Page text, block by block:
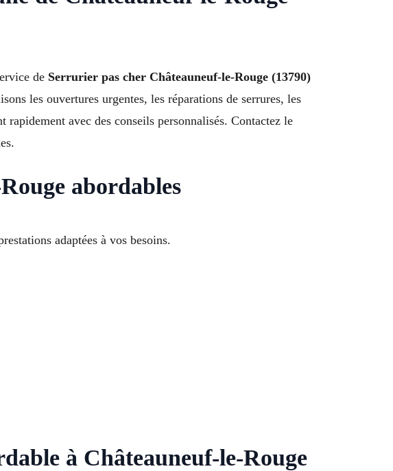
de Serrurier pas cher Châteauneuf-le-Rouge (13790)
les ouvertures urgentes, les réparations de serrures, les
avec des conseils personnalisés. Contactez le
abordables
adaptées à vos besoins.
à Châteauneuf-le-Rouge